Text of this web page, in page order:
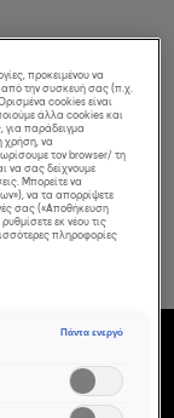
προκειμένου να
την συσκευή σας (π.χ.
cookies είναι
άλλα cookies και
για παράδειγμα
χρήση, να
τον browser/ τη
να σας δείχνουμε
Μπορείτε να
να τα απορρίψετε
σας («Αποθήκευση
εκ νέου τις
πληροφορίες
Πάντα ενεργό